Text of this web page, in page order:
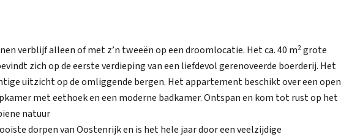
verblijf alleen of met z’n tweeën op een droomlocatie. Het ca. 40 m² grote
zich op de eerste verdieping van een liefdevol gerenoveerde boerderij. Het
uitzicht op de omliggende bergen. Het appartement beschikt over een open
met eethoek en een moderne badkamer. Ontspan en kom tot rust op het
natuur
dorpen van Oostenrijk en is het hele jaar door een veelzijdige